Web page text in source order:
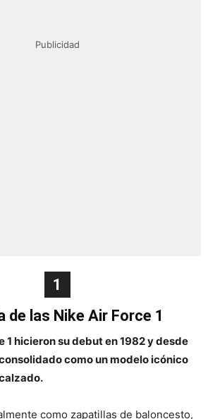
Publicidad
1
de las Nike Air Force 1
1 hicieron su debut en 1982 y desde
como un modelo icónico
como zapatillas de baloncesto,